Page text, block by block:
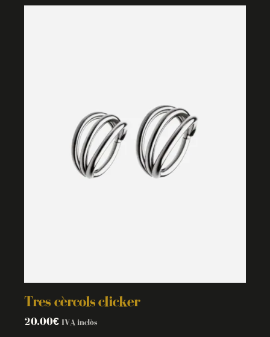
Tres cèrcols clicker
20.00€ IVA inclòs